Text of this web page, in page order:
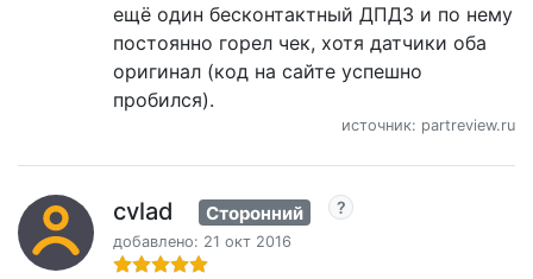
ещё один бесконтактный ДПДЗ и по нему
постоянно горел чек, хотя датчики оба
оригинал (код на сайте успешно
пробился).
источник: partreview.ru
cvlad Сторонний
добавлено: 21 окт 2016